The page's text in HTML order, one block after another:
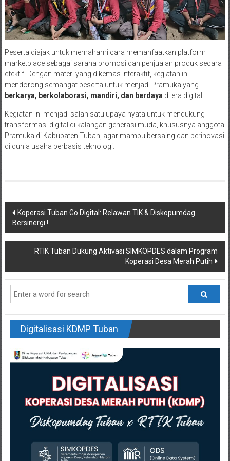
Peserta diajak untuk memahami cara memanfaatkan platform
marketplace sebagai sarana promosi dan penjualan produk secara
efektif. Dengan materi yang dikemas interaktif, kegiatan ini
mendorong semangat peserta untuk menjadi Pramuka yang
berkarya, berkolaborasi, mandiri, dan berdaya di era digital.
Kegiatan ini menjadi salah satu upaya nyata untuk mendukung
transformasi digital di kalangan generasi muda, khususnya anggota
Pramuka di Kabupaten Tuban, agar mampu bersaing dan berinovasi
di dunia usaha berbasis teknologi.
Post
navigation
Koperasi Tuban Go Digital: Relawan TIK & Diskopumdag
Bersinergi !
RTIK Tuban Dukung Aktivasi SIMKOPDES dalam Program
Koperasi Desa Merah Putih
Digitalisasi KDMP Tuban